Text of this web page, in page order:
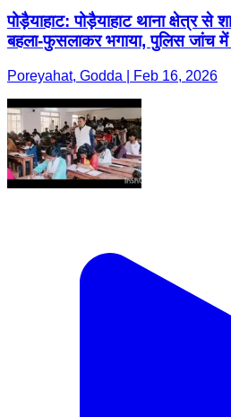
पोड़ैयाहाट: पोड़ैयाहाट थाना क्षेत्र से
बहला-फुसलाकर भगाया, पुलिस जांच
Poreyahat, Godda | Feb 16, 2026